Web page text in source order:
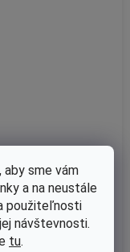
sme vám
a na neustále
použiteľnosti
návštevnosti.
tu.